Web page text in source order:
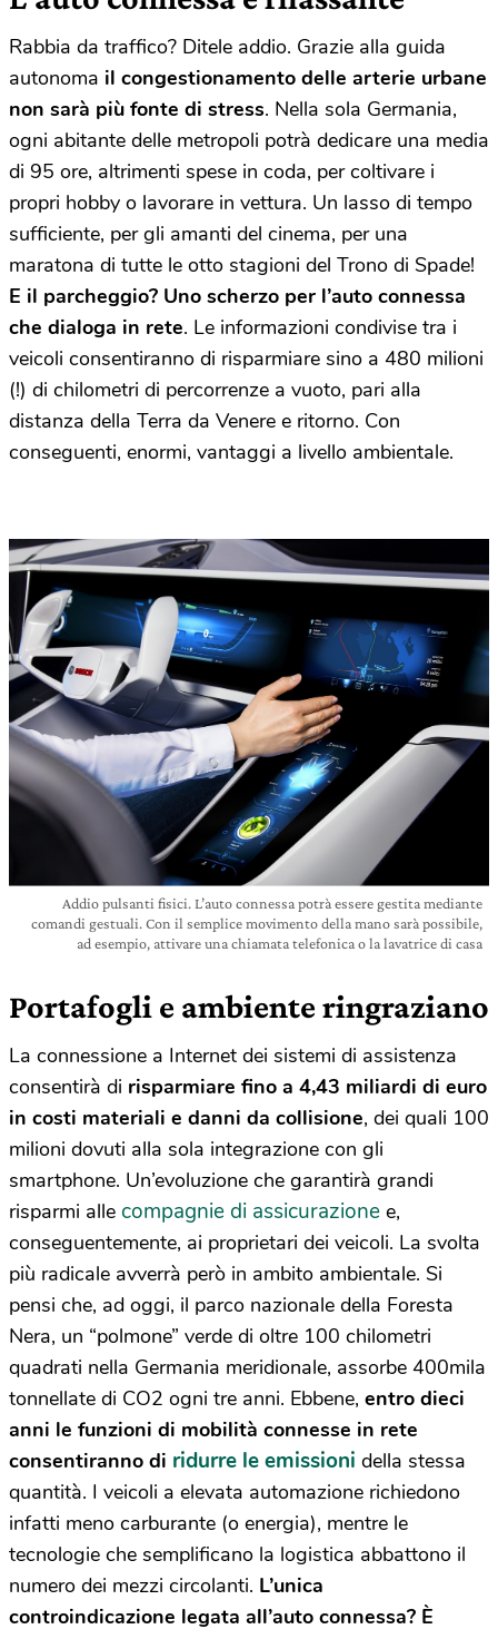
Rabbia da traffico? Ditele addio. Grazie alla guida
autonoma il congestionamento delle arterie urbane
non sarà più fonte di stress. Nella sola Germania,
ogni abitante delle metropoli potrà dedicare una media
di 95 ore, altrimenti spese in coda, per coltivare i
propri hobby o lavorare in vettura. Un lasso di tempo
sufficiente, per gli amanti del cinema, per una
maratona di tutte le otto stagioni del Trono di Spade!
E il parcheggio? Uno scherzo per l’auto connessa
che dialoga in rete. Le informazioni condivise tra i
veicoli consentiranno di risparmiare sino a 480 milioni
(!) di chilometri di percorrenze a vuoto, pari alla
distanza della Terra da Venere e ritorno. Con
conseguenti, enormi, vantaggi a livello ambientale.
Addio pulsanti fisici. L’auto connessa potrà essere gestita mediante
comandi gestuali. Con il semplice movimento della mano sarà possibile,
ad esempio, attivare una chiamata telefonica o la lavatrice di casa
Portafogli e ambiente ringraziano
La connessione a Internet dei sistemi di assistenza
consentirà di risparmiare fino a 4,43 miliardi di euro
in costi materiali e danni da collisione, dei quali 100
milioni dovuti alla sola integrazione con gli
smartphone. Un’evoluzione che garantirà grandi
risparmi alle compagnie di assicurazione e,
conseguentemente, ai proprietari dei veicoli. La svolta
più radicale avverrà però in ambito ambientale. Si
pensi che, ad oggi, il parco nazionale della Foresta
Nera, un “polmone” verde di oltre 100 chilometri
quadrati nella Germania meridionale, assorbe 400mila
tonnellate di CO2 ogni tre anni. Ebbene, entro dieci
anni le funzioni di mobilità connesse in rete
consentiranno di ridurre le emissioni della stessa
quantità. I veicoli a elevata automazione richiedono
infatti meno carburante (o energia), mentre le
tecnologie che semplificano la logistica abbattono il
numero dei mezzi circolanti. L’unica
controindicazione legata all’auto connessa? È